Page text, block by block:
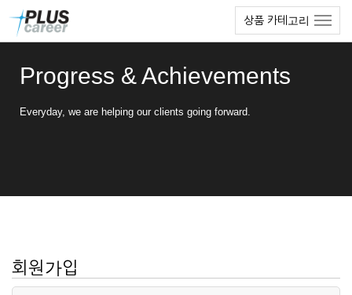
상품 카테고리
Progress & Achievements
Everyday, we are helping our clients going forward.
회원가입